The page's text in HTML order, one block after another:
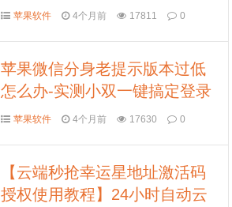
吗？手把手教你避坑指南
苹果软件 4个月前 17811 0
苹果微信分身老提示版本过低
怎么办-实测小双一键搞定登录
难题
苹果软件 4个月前 17630 0
【云端秒抢幸运星地址激活码
授权使用教程】24小时自动云